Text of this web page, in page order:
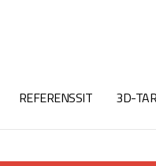
REFERENSSIT 3D-